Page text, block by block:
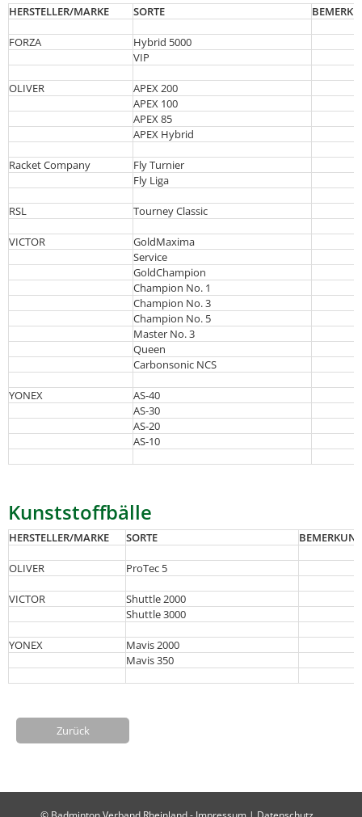
HERSTELLER/MARKE SORTE
FORZA
Hybrid 5000
VIP
OLIVER
APEX 200
APEX 100
APEX 85
APEX Hybrid
Racket Company
Fly Turnier
Fly Liga
RSL Tourney Classic
VICTOR
GoldMaxima
Service
GoldChampion
Champion No. 1
Champion No. 3
Champion No. 5
Master No. 3
Queen
Carbonsonic NCS
YONEX
AS-40
AS-30
AS-20
AS-10
Kunststoffbälle
HERSTELLER/MARKE SORTE
OLIVER ProTec 5
VICTOR
Shuttle 2000
Shuttle 3000
YONEX
Mavis 2000
Mavis 350
Zurück